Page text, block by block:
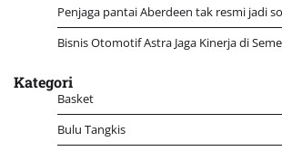
Penjaga pantai Aberdeen tak resmi jadi
Bisnis Otomotif Astra Jaga Kinerja di
Kategori
Basket
Bulu Tangkis